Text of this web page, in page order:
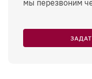
мы перезвоним